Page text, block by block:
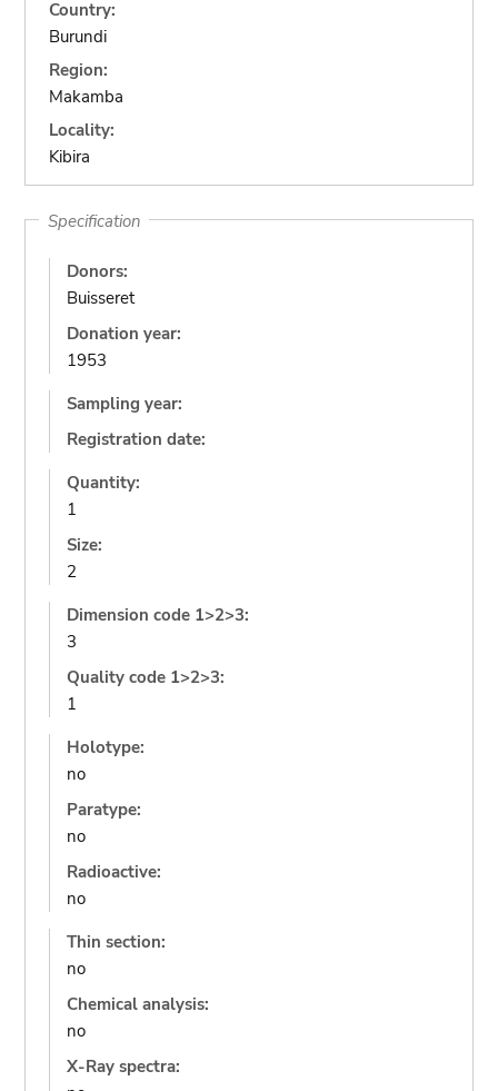
Country:
Burundi
Region:
Makamba
Locality:
Kibira
Specification
Donors:
Buisseret
Donation year:
1953
Sampling year:
Registration date:
Quantity:
1
Size:
2
Dimension code 1>2>3:
3
Quality code 1>2>3:
1
Holotype:
no
Paratype:
no
Radioactive:
no
Thin section:
no
Chemical analysis:
no
X-Ray spectra: